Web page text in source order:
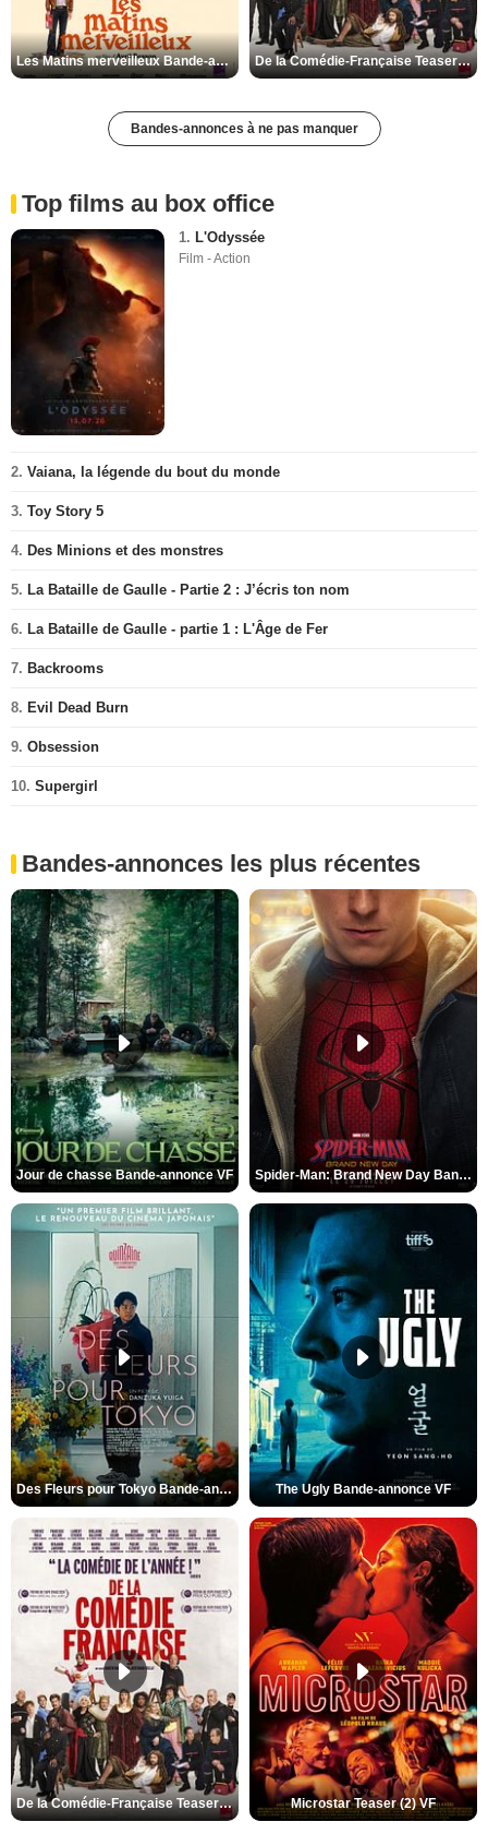
Les Matins merveilleux Bande-annonce VF De la Comédie-Française Teaser VF
Bandes-annonces à ne pas manquer
Top films au box office
1. L'Odyssée
Film - Action
2. Vaiana, la légende du bout du monde
3. Toy Story 5
4. Des Minions et des monstres
5. La Bataille de Gaulle - Partie 2 : J’écris ton nom
6. La Bataille de Gaulle - partie 1 : L'Âge de Fer
7. Backrooms
8. Evil Dead Burn
9. Obsession
10. Supergirl
Bandes-annonces les plus récentes
Jour de chasse Bande-annonce VF Spider-Man: Brand New Day Bande-annonce (3) VO STFR
Des Fleurs pour Tokyo Bande-annonce VO STFR The Ugly Bande-annonce VF
De la Comédie-Française Teaser (3) VF Microstar Teaser (2) VF